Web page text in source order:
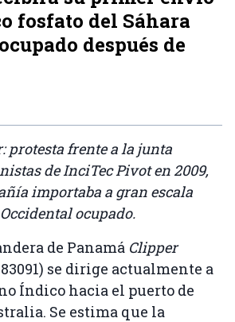
fosfato del Sáhara
después de
protesta frente a la junta
de InciTec Pivot en 2009,
importaba a gran escala
ocupado.
de Panamá Clipper
se dirige actualmente a
Índico hacia el puerto de
Se estima que la